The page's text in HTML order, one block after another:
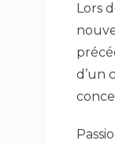
Lors
d’un